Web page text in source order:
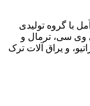
با گروه تولیدی
وی سی، ترمال و
و یراق آلات ترک